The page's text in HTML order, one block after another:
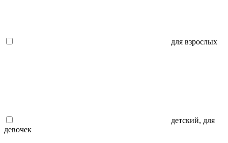
для взрослых
детский, для
девочек